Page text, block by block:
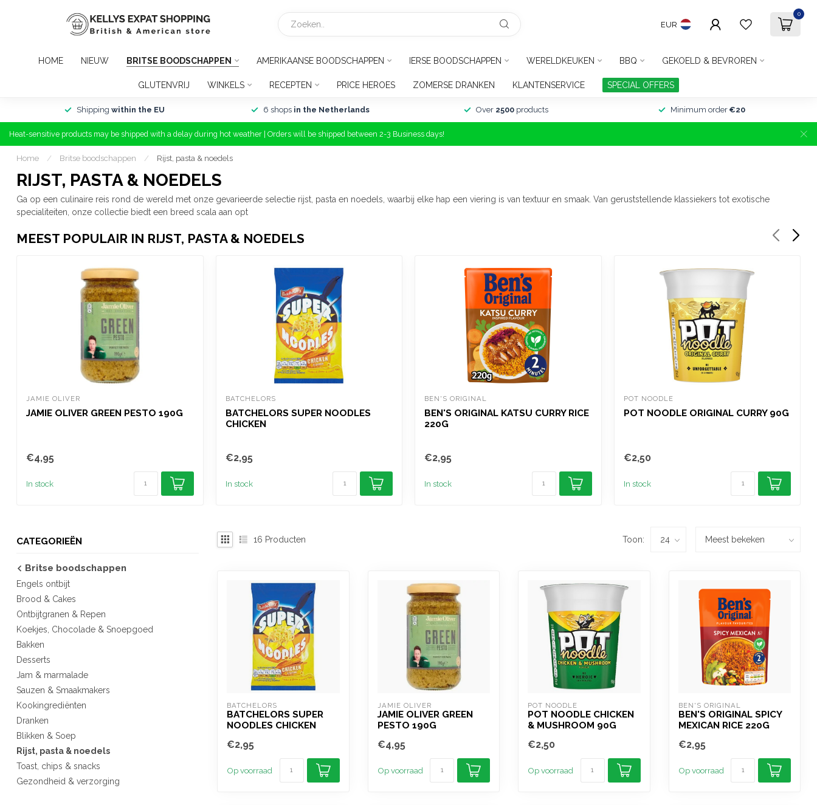
EUR
0
HOME NIEUW BRITSE BOODSCHAPPEN AMERIKAANSE BOODSCHAPPEN IERSE BOODSCHAPPEN WERELDKEUKEN BBQ GEKOELD & BEVROREN
GLUTENVRIJ WINKELS RECEPTEN PRICE HEROES ZOMERSE DRANKEN KLANTENSERVICE SPECIAL OFFERS
Shipping within the EU 6 shops in the Netherlands Over 2500products Minimum order €20
Heat-sensitive products may be shipped with a delay during hot weather | Orders will be shipped between 2-3 Business days!
Home / Britse boodschappen / Rijst, pasta & noedels
RIJST, PASTA & NOEDELS
Ga op een culinaire reis rond de wereld met onze gevarieerde selectie rijst, pasta en noedels, waarbij elke hap een viering is van textuur en smaak. Van geruststellende klassiekers tot exotische
specialiteiten, onze collectie biedt een breed scala aan opt
MEEST POPULAIR IN RIJST, PASTA & NOEDELS
JAMIE OLIVER
JAMIE OLIVER GREEN PESTO 190G
€4,95
In stock
BATCHELORS
BATCHELORS SUPER NOODLES
CHICKEN
€2,95
In stock
BEN'S ORIGINAL
BEN'S ORIGINAL KATSU CURRY RICE
220G
€2,95
In stock
POT NOODLE
POT NOODLE ORIGINAL CURRY 90G
€2,50
In stock
CATEGORIEËN
Britse boodschappen
Engels ontbijt
Brood & Cakes
Ontbijtgranen & Repen
Koekjes, Chocolade & Snoepgoed
Bakken
Desserts
Jam & marmalade
Sauzen & Smaakmakers
Kookingrediënten
Dranken
Blikken & Soep
Rijst, pasta & noedels
Toast, chips & snacks
Gezondheid & verzorging
16 Producten Toon:
BATCHELORS
BATCHELORS SUPER
NOODLES CHICKEN
€2,95
Op voorraad
JAMIE OLIVER
JAMIE OLIVER GREEN
PESTO 190G
€4,95
Op voorraad
POT NOODLE
POT NOODLE CHICKEN
& MUSHROOM 90G
€2,50
Op voorraad
BEN'S ORIGINAL
BEN'S ORIGINAL SPICY
MEXICAN RICE 220G
€2,95
Op voorraad